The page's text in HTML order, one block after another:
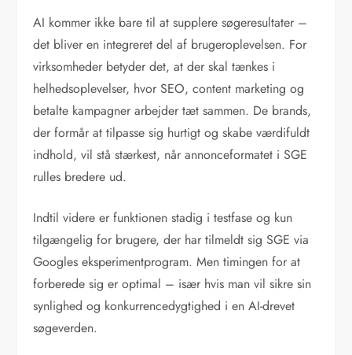
AI kommer ikke bare til at supplere søgeresultater –
det bliver en integreret del af brugeroplevelsen. For
virksomheder betyder det, at der skal tænkes i
helhedsoplevelser, hvor SEO, content marketing og
betalte kampagner arbejder tæt sammen. De brands,
der formår at tilpasse sig hurtigt og skabe værdifuldt
indhold, vil stå stærkest, når annonceformatet i SGE
rulles bredere ud.
Indtil videre er funktionen stadig i testfase og kun
tilgængelig for brugere, der har tilmeldt sig SGE via
Googles eksperimentprogram. Men timingen for at
forberede sig er optimal – især hvis man vil sikre sin
synlighed og konkurrencedygtighed i en AI-drevet
søgeverden.